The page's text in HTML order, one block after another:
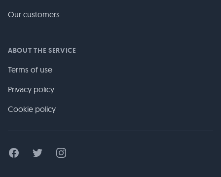
Our customers
ABOUT THE SERVICE
Terms of use
Privacy policy
Cookie policy
FacebookTwitter Instagram